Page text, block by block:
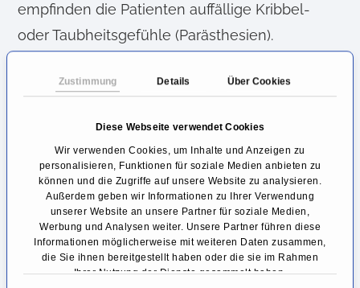
Zustimmung Details Über Cookies
Diese Webseite verwendet Cookies
Wir verwenden Cookies, um Inhalte und Anzeigen zu
personalisieren, Funktionen für soziale Medien anbieten zu
können und die Zugriffe auf unsere Website zu analysieren.
Außerdem geben wir Informationen zu Ihrer Verwendung
unserer Website an unsere Partner für soziale Medien,
Werbung und Analysen weiter. Unsere Partner führen diese
Informationen möglicherweise mit weiteren Daten zusammen,
die Sie ihnen bereitgestellt haben oder die sie im Rahmen
Ihrer Nutzung der Dienste gesammelt haben.
empfinden die Patienten auffällige Kribbel-
oder Taubheitsgefühle (Parästhesien).
Bezeichnend für eine Hypocalcämie sind
Muskelzuckungen bis hin zu Krämpfen und
einer sogenannten Tetanie (Unruhe,
Taubheitsgefühl, Missempfindungen,
Muskelkrämpfe). Typisch hierfür ist eine
Pfötchenstellung der Hände (verkrampfte
Kontraktion der Hand- und
Fingerbeugermuskulatur).